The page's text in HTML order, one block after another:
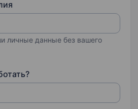
личные данные без вашего